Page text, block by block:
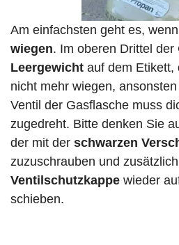
Am einfachsten geht es,
wiegen. Im oberen Drittel
Leergewicht auf dem Etikett,
nicht mehr wiegen,
Ventil der Gasflasche muss
zugedreht. Bitte denken Sie
der mit der schwarzen
zuzuschrauben und
Ventilschutzkappe wieder
schieben.